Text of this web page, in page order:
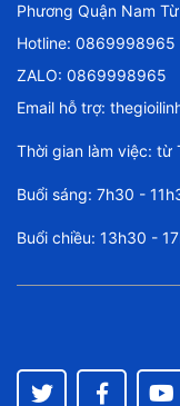
Phương Quận Nam
Hotline: 0869998965
ZALO: 0869998965
Email hỗ trợ:
Thời gian làm việc: từ
Buổi sáng: 7h30 -
Buổi chiều: 13h30 -